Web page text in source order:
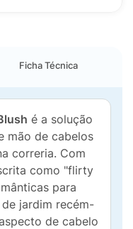
Ficha Técnica
é a solução
mão de cabelos
correria. Com
como "flirty
para
jardim recém-
de cabelo